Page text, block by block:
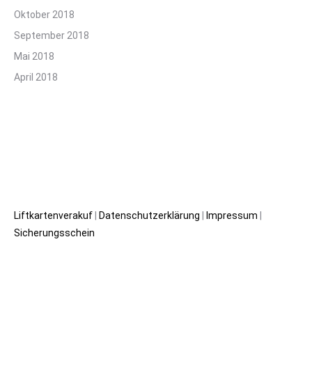
Oktober 2018
September 2018
Mai 2018
April 2018
Liftkartenverakuf Datenschutzerklärung Impressum
Sicherungsschein